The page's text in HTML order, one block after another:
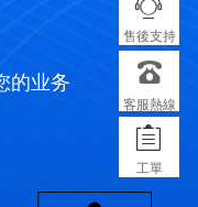
的业务
售後支持
客服熱線
工單